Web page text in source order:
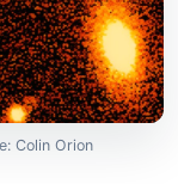
Colin Orion